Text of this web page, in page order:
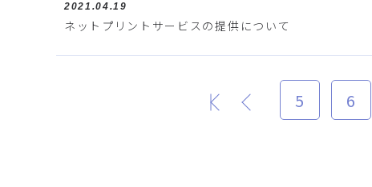
2021.04.19
ネットプリントサービスの提供について
最初 5 6